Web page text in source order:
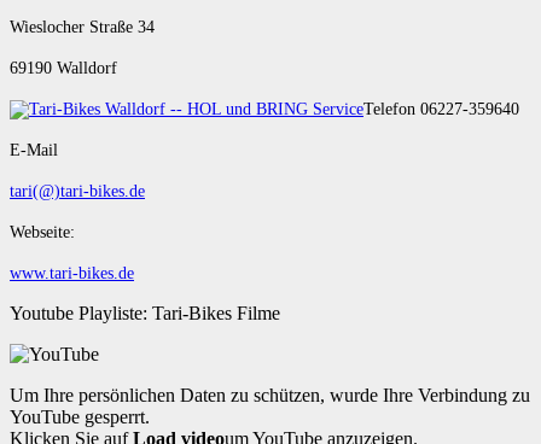
Wieslocher Straße 34
69190 Walldorf
Telefon 06227-359640
E-Mail
tari(@)tari-bikes.de
Webseite:
www.tari-bikes.de
Youtube Playliste: Tari-Bikes Filme
Um Ihre persönlichen Daten zu schützen, wurde Ihre Verbindung zu
YouTube gesperrt.
Klicken Sie aufLoad videoum YouTube anzuzeigen.